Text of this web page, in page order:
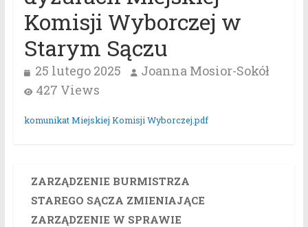
Komisji Wyborczej w
Starym Sączu
25 lutego 2025
Joanna Mosior-Sokół
427 Views
komunikat Miejskiej Komisji Wyborczej.pdf
ZARZĄDZENIE BURMISTRZA
STAREGO SĄCZA ZMIENIAJĄCE
ZARZĄDZENIE W SPRAWIE